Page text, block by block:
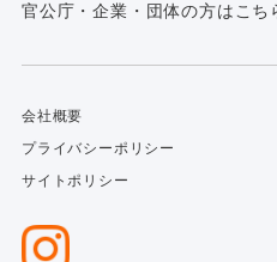
官公庁・企業・団体の方はこち
会社概要
プライバシーポリシー
サイトポリシー